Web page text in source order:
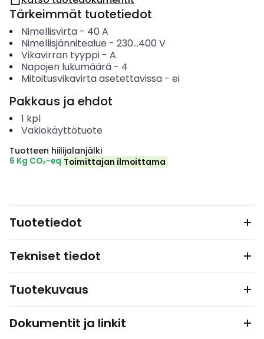
Tärkeimmät tuotetiedot
Nimellisvirta- 40 A
Nimellisjännitealue - 230...400 V
Vikavirran tyyppi- A
Napojen lukumäärä- 4
Mitoitusvikavirta asetettavissa- ei
Pakkaus ja ehdot
1 kpl
Vakiokäyttötuote
Tuotteen hiilijalanjälki
6 Kg CO₂-eq Toimittajan ilmoittama
Tuotetiedot
Tekniset tiedot
Tuotekuvaus
Dokumentit ja linkit